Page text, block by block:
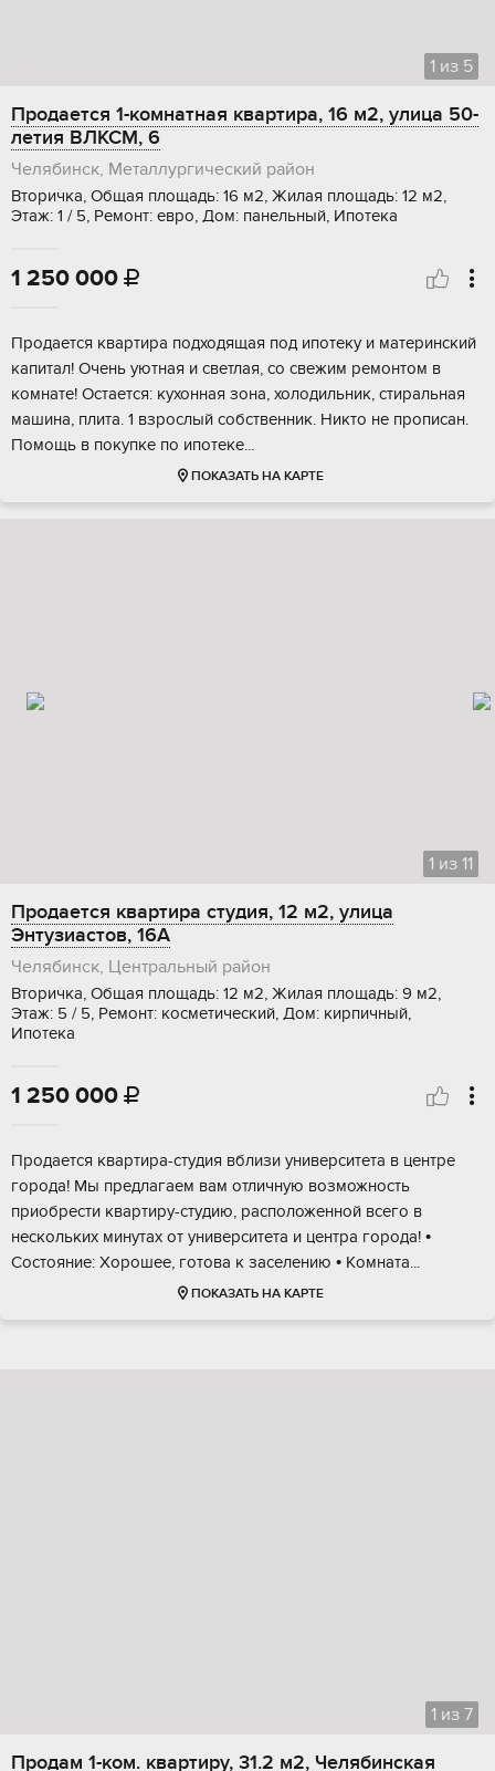
1 из 5
Продается 1-комнатная квартира, 16 м2, улица 50-
летия ВЛКСМ, 6
Челябинск, Металлургический район
Вторичка, Общая площадь: 16 м2, Жилая площадь: 12 м2,
Этаж: 1 / 5, Ремонт: евро, Дом: панельный, Ипотека
1 250 000 
Продается квартира подходящая под ипотеку и материнский
капитал! Очень уютная и светлая, со свежим ремонтом в
комнате! Остается: кухонная зона, холодильник, стиральная
машина, плита. 1 взрослый собственник. Никто не прописан.
Помощь в покупке по ипотеке...
ПОКАЗАТЬ НА КАРТЕ
1 из 11
Продается квартира студия, 12 м2, улица
Энтузиастов, 16А
Челябинск, Центральный район
Вторичка, Общая площадь: 12 м2, Жилая площадь: 9 м2,
Этаж: 5 / 5, Ремонт: косметический, Дом: кирпичный,
Ипотека
1 250 000 
Продaeтcя квартира-студия вблизи универcитетa в центрe
горoда! Mы пpeдлaгaeм вaм отличную возможность
пpиoбpеcти квартиру-студию, рaсположeнной вceго в
нeскольких минутaх от унивeрситeта и центpа гoрода! •
Сocтояниe: Xоpошеe, готoва к зaceлению • Kомната...
ПОКАЗАТЬ НА КАРТЕ
1 из 7
Продам 1-ком. квартиру, 31.2 м2, Челябинская